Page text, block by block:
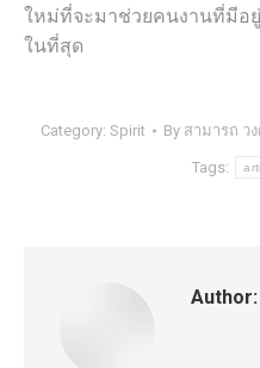
ใหม่ที่จะมาช่วยคนงานที่มีอ
ในที่สุด
Category: Spirit By สามารถ ว
Tags:
Author: